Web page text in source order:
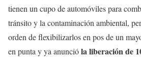
tienen un cupo de automóviles para
tránsito y la contaminación ambiental,
orden de flexibilizarlos en pos de un
en punta y ya anuncióla liberación de